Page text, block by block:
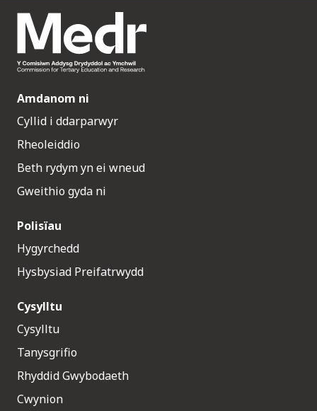
Amdanom ni
Cyllid i ddarparwyr
Rheoleiddio
Beth rydym yn ei wneud
Gweithio gyda ni
Polisïau
Hygyrchedd
Hysbysiad Preifatrwydd
Cysylltu
Cysylltu
Tanysgrifio
Rhyddid Gwybodaeth
Cwynion